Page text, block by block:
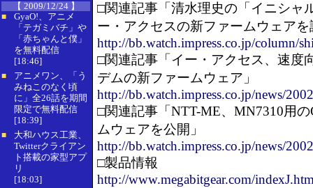
【 2009/12/24 】
■
GyaO!、アニメ
「テガミバチ」や
「赤ちゃんと僕」
を無料配信
[18:46]
■
アニメワン、「う
みねこのなく頃
に」全26話を期間
限定で無料配信
[18:39]
■
大和ハウス工業、
Twitterクライアン
ト搭載の家型アプ
リ
[18:03]
□関連記事「清水理史の「イニシャ
ー・アクセスの新ファームウェアを
http://bb.watch.impress.co.jp/column/
□関連記事「イー・アクセス、速度
デムの新ファームウェア」
http://bb.watch.impress.co.jp/news/
□関連記事「NTT-ME、MN7310用
ムウェアを公開」
http://bb.watch.impress.co.jp/news/
□製品情報
http://www.megabitgear.com/